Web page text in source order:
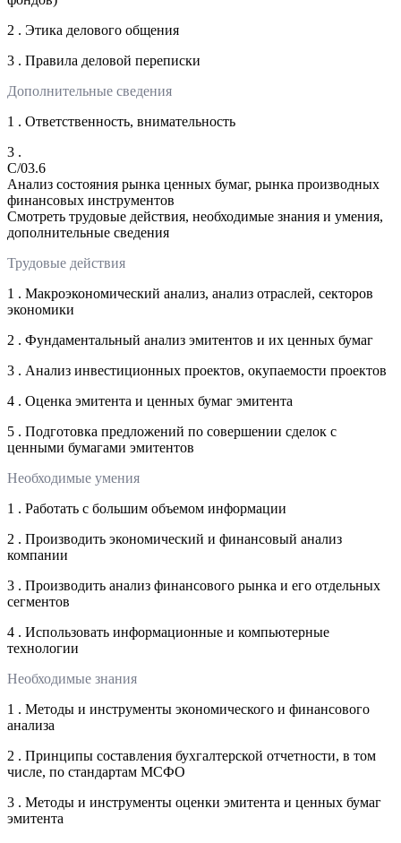
2 . Этика делового общения
3 . Правила деловой переписки
Дополнительные сведения
1 . Ответственность, внимательность
3 .
C/03.6
Анализ состояния рынка ценных бумаг, рынка производных
финансовых инструментов
Смотреть трудовые действия, необходимые знания и умения,
дополнительные сведения
Трудовые действия
1 . Макроэкономический анализ, анализ отраслей, секторов
экономики
2 . Фундаментальный анализ эмитентов и их ценных бумаг
3 . Анализ инвестиционных проектов, окупаемости проектов
4 . Оценка эмитента и ценных бумаг эмитента
5 . Подготовка предложений по совершении сделок с
ценными бумагами эмитентов
Необходимые умения
1 . Работать с большим объемом информации
2 . Производить экономический и финансовый анализ
компании
3 . Производить анализ финансового рынка и его отдельных
сегментов
4 . Использовать информационные и компьютерные
технологии
Необходимые знания
1 . Методы и инструменты экономического и финансового
анализа
2 . Принципы составления бухгалтерской отчетности, в том
числе, по стандартам МСФО
3 . Методы и инструменты оценки эмитента и ценных бумаг
эмитента